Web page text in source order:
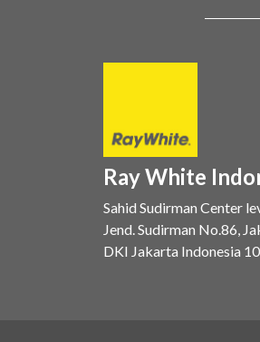
Ray White
Sahid Sudirman Center
Jend. Sudirman No.86,
DKI Jakarta Indonesia